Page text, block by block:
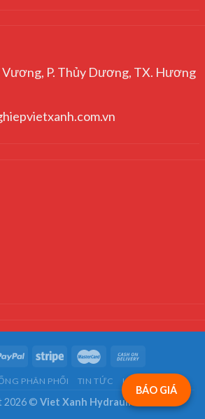
P. Thủy Dương, TX. Hương
BÁO GIÁ
PHÂN PHỐI TIN TỨC LIÊN HỆ
2026 © Viet Xanh Hydraulics